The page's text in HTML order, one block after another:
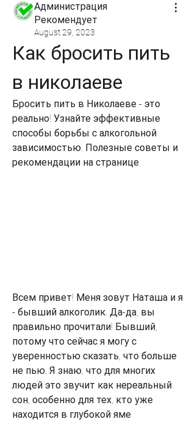
Администрация
Рекомендует
August 29, 2023
Как бросить пить
в николаеве
Бросить пить в Николаеве - это
реально! Узнайте эффективные
способы борьбы с алкогольной
зависимостью. Полезные советы и
рекомендации на странице.
Всем привет! Меня зовут Наташа и я
- бывший алкоголик. Да-да, вы
правильно прочитали! Бывший,
потому что сейчас я могу с
уверенностью сказать, что больше
не пью. Я знаю, что для многих
людей это звучит как нереальный
сон, особенно для тех, кто уже
находится в глубокой яме